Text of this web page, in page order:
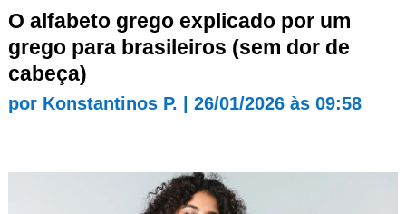
O alfabeto grego explicado por um
grego para brasileiros (sem dor de
cabeça)
por Konstantinos P. 26/01/2026 às 09:58